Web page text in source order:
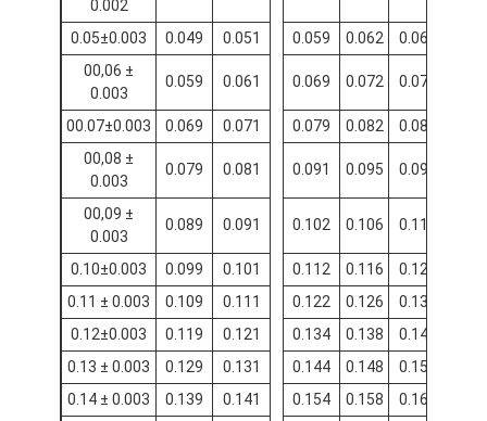
Kawat tembaga yang terisolasi dengan esmalte
Kawat magnet enamel
Kawat tembaga datar beresimilasi
Kawat Tertutup Sutra
kabel litz
Kawat magnet suhu tinggi
0.002
0.05±0.003 0.049 0.051 0.059 0.062
0.065
00,06 ±
0.003
0.059 0.061 0.069 0.072 0.075
00.07±0.003 0.069 0.071 0.079 0.082
0.085
00,08 ±
0.003
0.079 0.081 0.091 0.095 0.099
00,09 ±
0.003
0.089 0.091 0.102 0.106 0.110
0.10±0.003 0.099 0.101 0.112 0.116
0.120
0.11 ± 0.003
0.109 0.111 0.122 0.126
0.130
0.12±0.003
0.119 0.121 0.134 0.138
0.142
0.13 ± 0.003
0.129 0.131 0.144 0.148
0.152
0.14 ± 0.003
0.139 0.141 0.154 0.158
0.162